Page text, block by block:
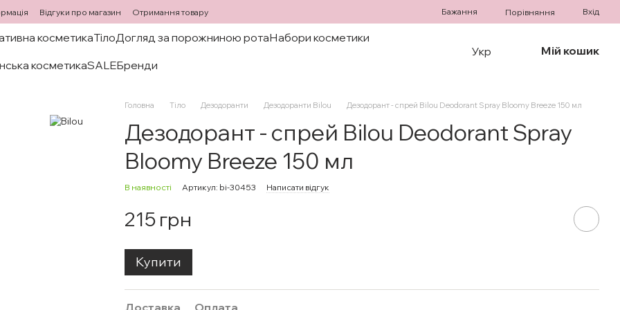
Відгуки про магазин Отримання товару Бажання Порівняння Вхід
косметикаТілоДогляд за порожниною ротаНабори косметики
косметикаSALEБренди
Укр Мій кошик
Головна Тіло Дезодоранти Дезодоранти Bilou Дезодорант - спрей Bilou Deodorant Spray Bloomy Breeze 150 мл
Дезодорант - спрей Bilou Deodorant Spray
Bloomy Breeze 150 мл
В наявності Артикул: bi-30453 Написати відгук
215 грн
Купити
Доставка Оплата